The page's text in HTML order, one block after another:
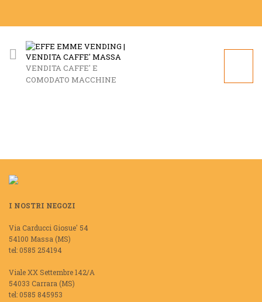
VENDITA CAFFE' E
COMODATO MACCHINE
I NOSTRI NEGOZI
Via Carducci Giosue' 54
54100 Massa (MS)
tel: 0585 254194
Viale XX Settembre 142/A
54033 Carrara (MS)
tel: 0585 845953